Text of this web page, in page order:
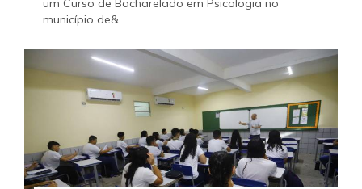
um Curso de Bacharelado em Psicologia no
município de&